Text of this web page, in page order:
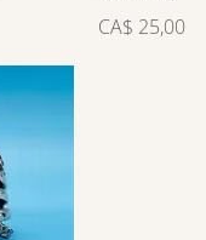
Preço
CA$ 25,00